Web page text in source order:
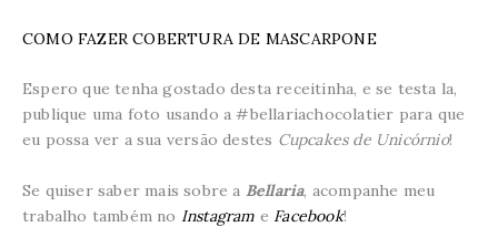
COMO FAZER COBERTURA DE MASCARPONE
Espero que tenha gostado desta receitinha, e se testa la,
publique uma foto usando a #bellariachocolatier para que
eu possa ver a sua versão destes Cupcakes de Unicórnio!
Se quiser saber mais sobre a Bellaria, acompanhe meu
trabalho também no Instagram e Facebook!